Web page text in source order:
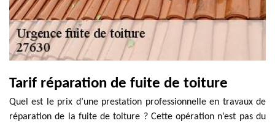
Tarif réparation de fuite de toiture
Quel est le prix d’une prestation professionnelle en travaux de
réparation de la fuite de toiture ? Cette opération n’est pas du